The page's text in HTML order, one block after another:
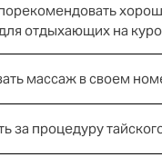
отдыхающих на
массаж в своем
за процедуру